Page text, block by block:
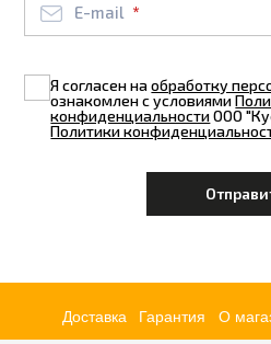
E-mail
Я согласен наобработку
ознакомлен с условиями
конфиденциальностиООО
Политики
Доставка Гарантия О